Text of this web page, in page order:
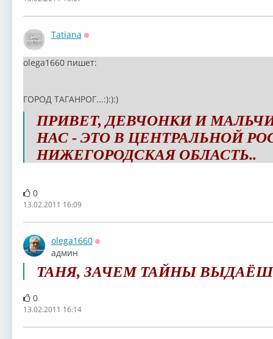
Tatiana
olega1660 пишет:
ГОРОД ТАГАНРОГ...:):):)
ПРИВЕТ, ДЕВЧОНКИ И
НАС - ЭТО В ЦЕНТРАЛЬНОЙ
НИЖЕГОРОДСКАЯ ОБЛАСТЬ..
0
13.02.2011 16:09
olega1660
админ
ТАНЯ, ЗАЧЕМ ТАЙНЫ
0
13.02.2011 16:14